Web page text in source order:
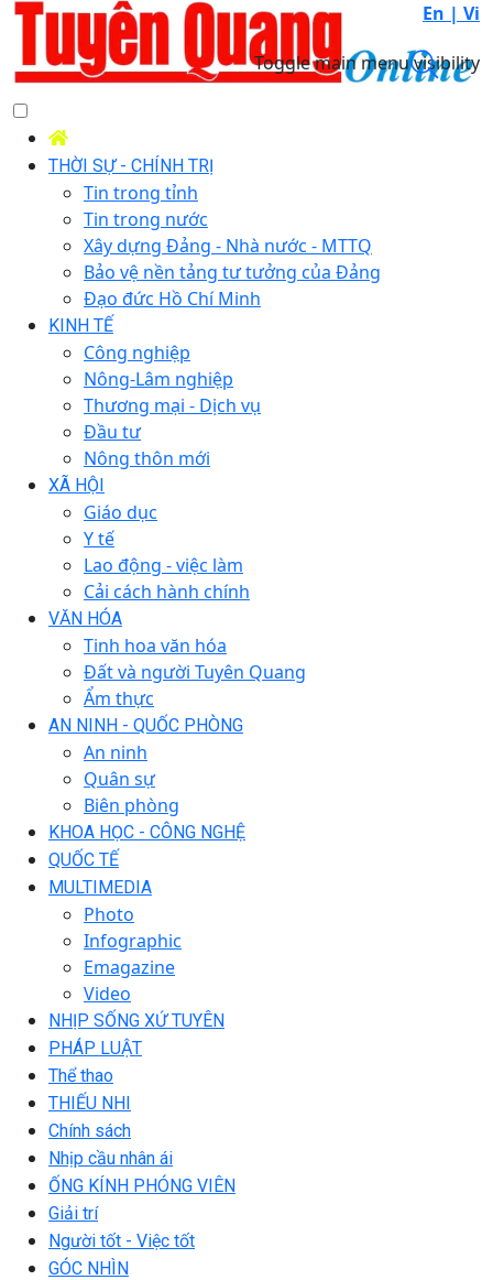
En | Vi
Toggle main menu visibility
THỜI SỰ - CHÍNH TRỊ
Tin trong tỉnh
Tin trong nước
Xây dựng Đảng - Nhà nước - MTTQ
Bảo vệ nền tảng tư tưởng của Đảng
Đạo đức Hồ Chí Minh
KINH TẾ
Công nghiệp
Nông-Lâm nghiệp
Thương mại - Dịch vụ
Đầu tư
Nông thôn mới
XÃ HỘI
Giáo dục
Y tế
Lao động - việc làm
Cải cách hành chính
VĂN HÓA
Tinh hoa văn hóa
Đất và người Tuyên Quang
Ẩm thực
AN NINH - QUỐC PHÒNG
An ninh
Quân sự
Biên phòng
KHOA HỌC - CÔNG NGHỆ
QUỐC TẾ
MULTIMEDIA
Photo
Infographic
Emagazine
Video
NHỊP SỐNG XỨ TUYÊN
PHÁP LUẬT
Thể thao
THIẾU NHI
Chính sách
Nhịp cầu nhân ái
ỐNG KÍNH PHÓNG VIÊN
Giải trí
Người tốt - Việc tốt
GÓC NHÌN